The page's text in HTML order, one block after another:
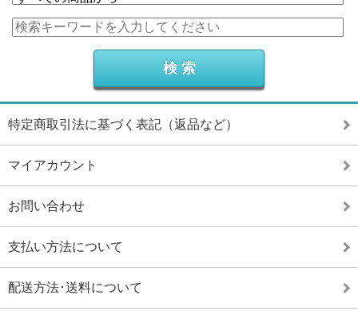
特定商取引法に基づく表記（返品など）
マイアカウント
お問い合わせ
支払い方法について
配送方法･送料について